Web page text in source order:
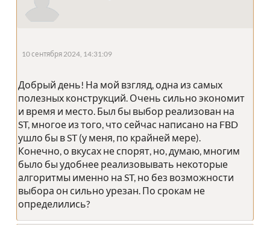
10 сентября 2024, 14:31:09
Добрый день! На мой взгляд, одна из самых
полезных конструкций. Очень сильно экономит
и время и место. Был бы выбор реализован на
ST, многое из того, что сейчас написано на FBD
ушло бы в ST (у меня, по крайней мере).
Конечно, о вкусах не спорят, но, думаю, многим
было бы удобнее реализовывать некоторые
алгоритмы именно на ST, но без возможности
выбора он сильно урезан. По срокам не
определились?